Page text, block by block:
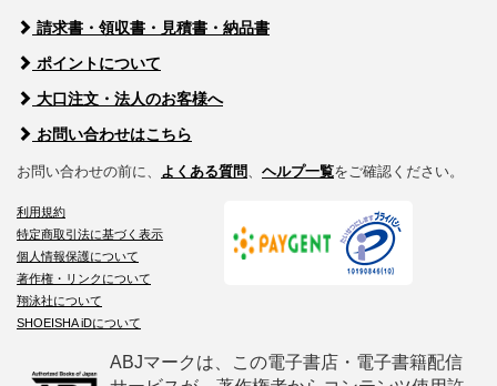
請求書・領収書・見積書・納品書
ポイントについて
大口注文・法人のお客様へ
お問い合わせはこちら
お問い合わせの前に、 よくある質問、 ヘルプ一覧をご確認ください。
利用規約
特定商取引法に基づく表示
個人情報保護について
著作権・リンクについて
翔泳社について
SHOEISHA iDについて
ABJマークは、この電子書店・電子書籍配信